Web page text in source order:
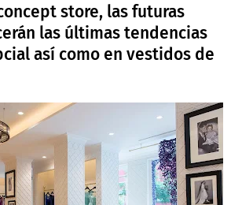
store, las futuras
las últimas tendencias
así como en vestidos de